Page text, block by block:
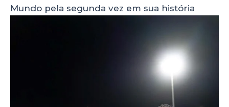
Mundo pela segunda vez em sua história